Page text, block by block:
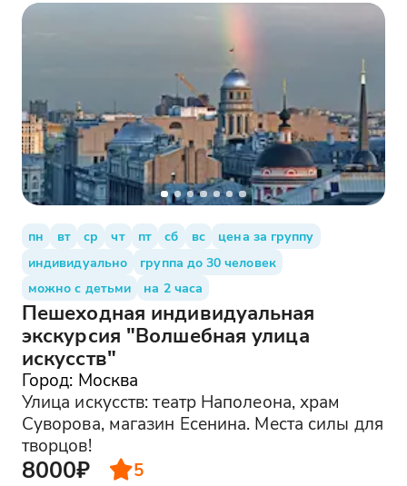
пн вт ср чт пт сб вс
цена за группу
индивидуально
группа до 30 человек
можно с детьми
на 2 часа
Пешеходная индивидуальная
экскурсия "Волшебная улица
искусств"
Город: Москва
Улица искусств: театр Наполеона, храм
Суворова, магазин Есенина. Места силы для
творцов!
8000₽ 5